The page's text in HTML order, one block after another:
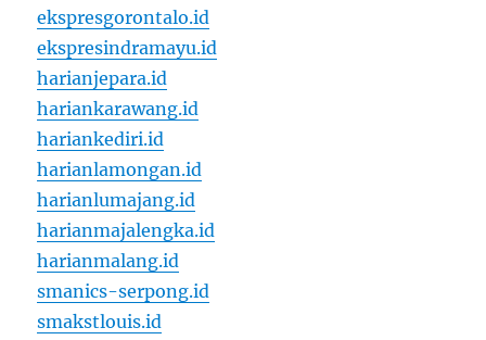
ekspresgorontalo.id
ekspresindramayu.id
harianjepara.id
hariankarawang.id
hariankediri.id
harianlamongan.id
harianlumajang.id
harianmajalengka.id
harianmalang.id
smanics-serpong.id
smakstlouis.id